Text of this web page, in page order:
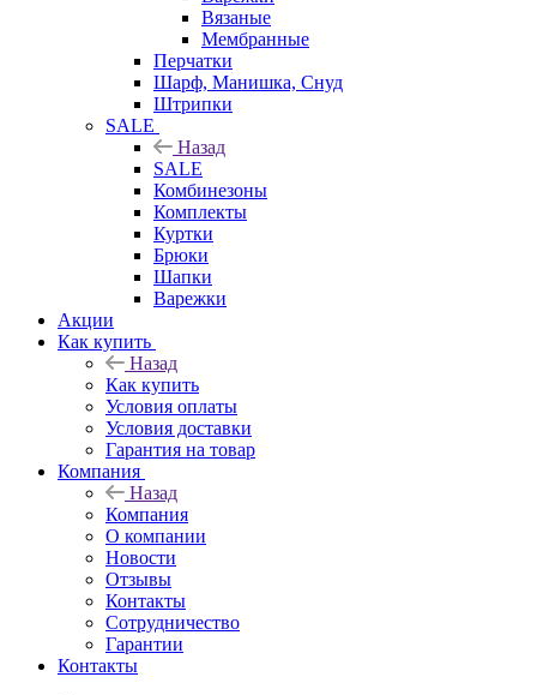
Вязаные
Мембранные
Перчатки
Шарф, Манишка, Снуд
Штрипки
SALE
Назад
SALE
Комбинезоны
Комплекты
Куртки
Брюки
Шапки
Варежки
Акции
Как купить
Назад
Как купить
Условия оплаты
Условия доставки
Гарантия на товар
Компания
Назад
Компания
О компании
Новости
Отзывы
Контакты
Сотрудничество
Гарантии
Контакты